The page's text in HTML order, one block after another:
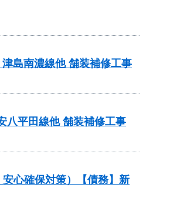
島南濃線他 舗装補修工事
八平田線他 舗装補修工事
心確保対策）【債務】新